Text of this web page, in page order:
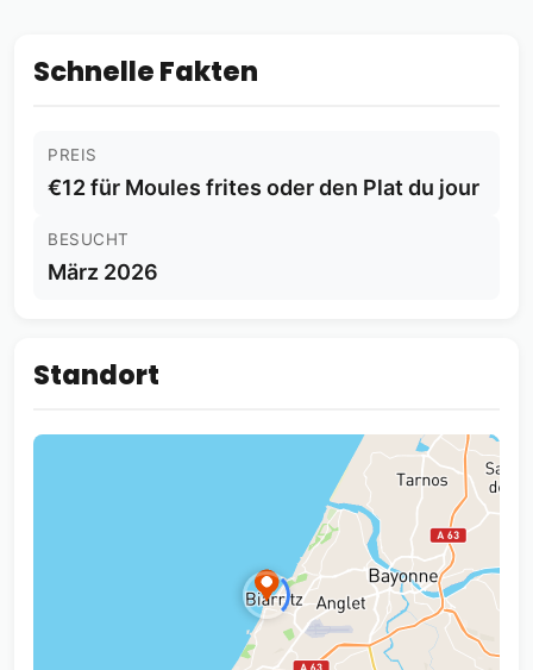
Schnelle Fakten
PREIS
€12 für Moules frites oder den Plat du jour
BESUCHT
März 2026
Standort